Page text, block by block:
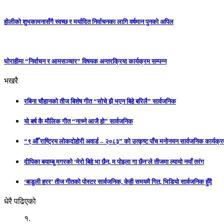
होलीको शुभकामनासँगै स्वच्छ र मर्यादित निर्वाचनका लागि वर्षमान पुनको अपिल
घाेराहीमा “निर्वाचन र आमसञ्चार” विषयक अन्तरक्रिया कार्यक्रम सम्पन्न
भखरै
रबिना चौहानको तीज बिशेष गीत “सोचे झै भएन बिहे बरिलै” सार्वजनिक
यो बर्ष कै मौलिक गीत “नाच्ने आजै हो” सार्वजनिक
“९ औँ राष्ट्रिय लोकदोहोरी अवार्ड – २०८३” को उत्कृष्ट पाँच मनोनयन सार्वजनिक
दीपिका बयाम्बु मगरको ‘मेरो बिहे भा छैन, म पोइला गा छैन’ले तीजमा ल्यायो नयाँ तरंग
‘बाडुली हरर’ तीज गीतको पोस्टर सार्वजनिक, केही समयमै गित, भिडियो सार्वजनिक हुँदै
धेरै पढिएको
१.